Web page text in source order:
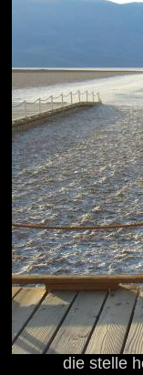
die stelle